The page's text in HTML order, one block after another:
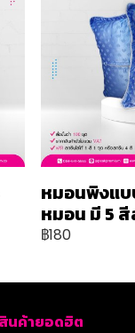
หมอนพิงแบ
หมอน มี 5
฿180
สินค้ายอดฮิต